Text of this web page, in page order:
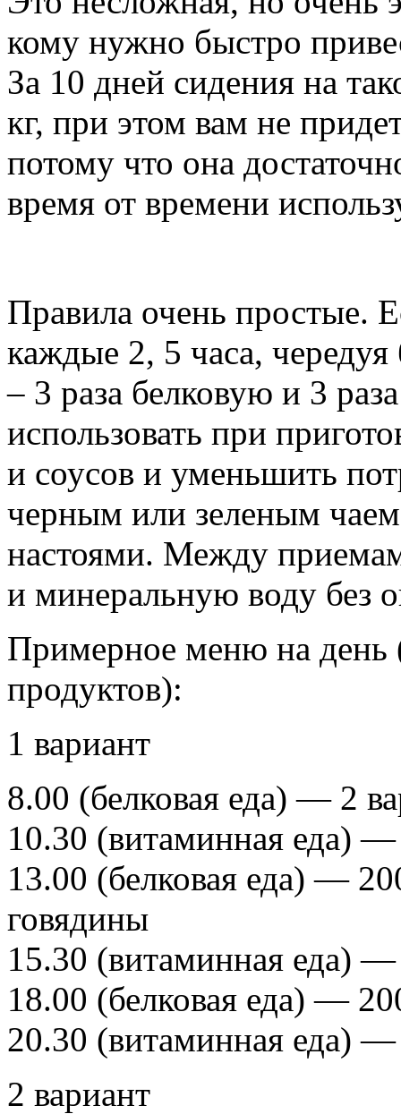
кому нужно быстро
За 10 дней сидения на
кг, при этом вам не
потому что она
время от времени
Правила очень простые.
каждые 2, 5 часа,
– 3 раза белковую и 3
использовать при
и соусов и уменьшить
черным или зеленым
настоями. Между
и минеральную воду без
Примерное меню на день
продуктов):
1 вариант
8.00 (белковая еда) — 2
10.30 (витаминная еда)
13.00 (белковая еда) —
говядины
15.30 (витаминная еда) —
18.00 (белковая еда) —
20.30 (витаминная еда)
2 вариант